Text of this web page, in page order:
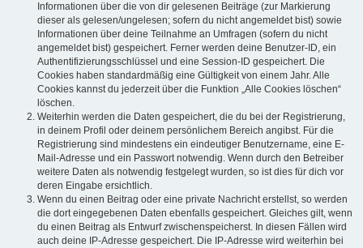
Informationen über die von dir gelesenen Beiträge (zur Markierung
dieser als gelesen/ungelesen; sofern du nicht angemeldet bist) sowie
Informationen über deine Teilnahme an Umfragen (sofern du nicht
angemeldet bist) gespeichert. Ferner werden deine Benutzer-ID, ein
Authentifizierungsschlüssel und eine Session-ID gespeichert. Die
Cookies haben standardmäßig eine Gültigkeit von einem Jahr. Alle
Cookies kannst du jederzeit über die Funktion „Alle Cookies löschen“
löschen.
Weiterhin werden die Daten gespeichert, die du bei der Registrierung,
in deinem Profil oder deinem persönlichem Bereich angibst. Für die
Registrierung sind mindestens ein eindeutiger Benutzername, eine E-
Mail-Adresse und ein Passwort notwendig. Wenn durch den Betreiber
weitere Daten als notwendig festgelegt wurden, so ist dies für dich vor
deren Eingabe ersichtlich.
Wenn du einen Beitrag oder eine private Nachricht erstellst, so werden
die dort eingegebenen Daten ebenfalls gespeichert. Gleiches gilt, wenn
du einen Beitrag als Entwurf zwischenspeicherst. In diesen Fällen wird
auch deine IP-Adresse gespeichert. Die IP-Adresse wird weiterhin bei